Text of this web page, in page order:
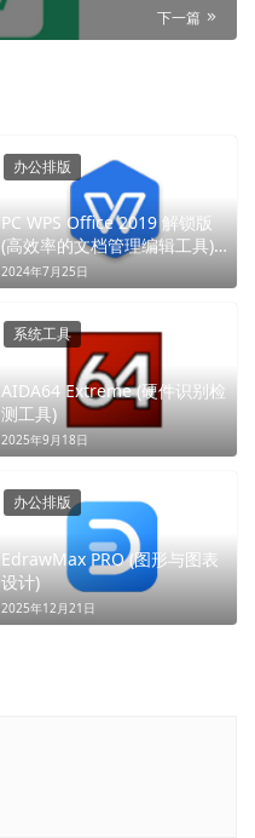
下一篇
PC WPS Office 2019 解锁版
(高效率的文档管理编辑工具)
(文档在手，世界我有)
2024年7月25日
办公排版
AIDA64 Extreme (硬件识别检
测工具)
2025年9月18日
系统工具
EdrawMax PRO (图形与图表
设计)
2025年12月21日
办公排版